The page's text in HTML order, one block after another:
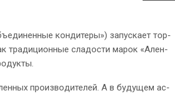
кон­ди­те­ры») за­пус­ка­ет тор­
тра­ди­ци­он­ные сла­до­сти ма­рок «Ален­
про­из­во­ди­те­лей. А в бу­ду­щем ас­